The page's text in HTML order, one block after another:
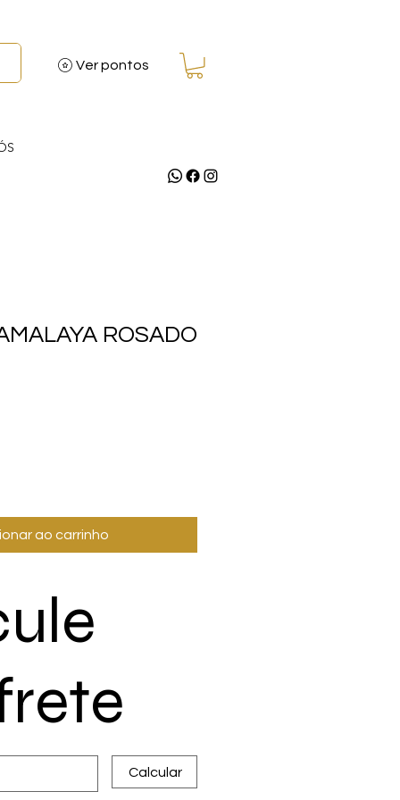
Ver pontos
ROSADO
ao carrinho
Calcular